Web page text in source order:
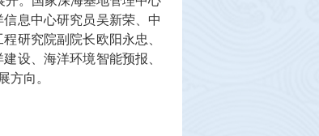
息中心研究员吴新荣、中
研究院副院长欧阳永忠、
设、海洋环境智能预报、
方向。